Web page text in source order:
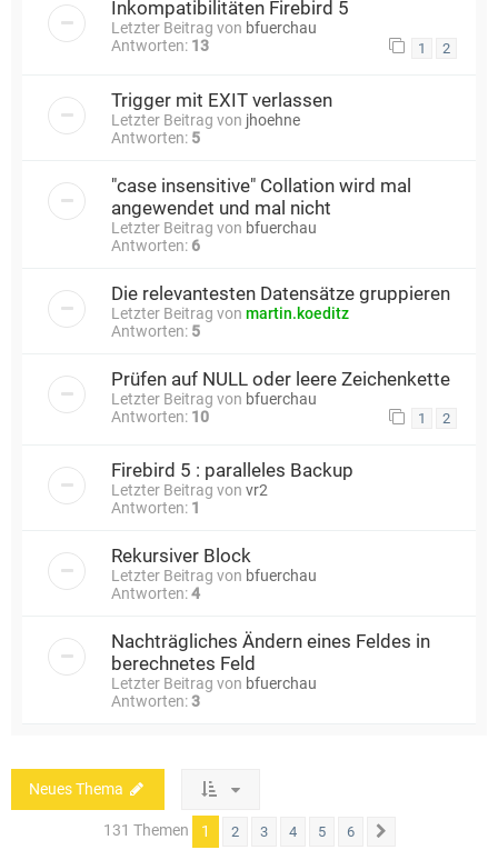
Inkompatibilitäten Firebird 5
Letzter Beitrag von bfuerchau
Antworten: 13 1 2
Trigger mit EXIT verlassen
Letzter Beitrag von jhoehne
Antworten: 5
"case insensitive" Collation wird mal
angewendet und mal nicht
Letzter Beitrag von bfuerchau
Antworten: 6
Die relevantesten Datensätze gruppieren
Letzter Beitrag von martin.koeditz
Antworten: 5
Prüfen auf NULL oder leere Zeichenkette
Letzter Beitrag von bfuerchau
Antworten: 10 1 2
Firebird 5 : paralleles Backup
Letzter Beitrag von vr2
Antworten: 1
Rekursiver Block
Letzter Beitrag von bfuerchau
Antworten:4
Nachträgliches Ändern eines Feldes in
berechnetes Feld
Letzter Beitrag von bfuerchau
Antworten:3
Neues Thema
131 Themen 1 2 3 4 5 6